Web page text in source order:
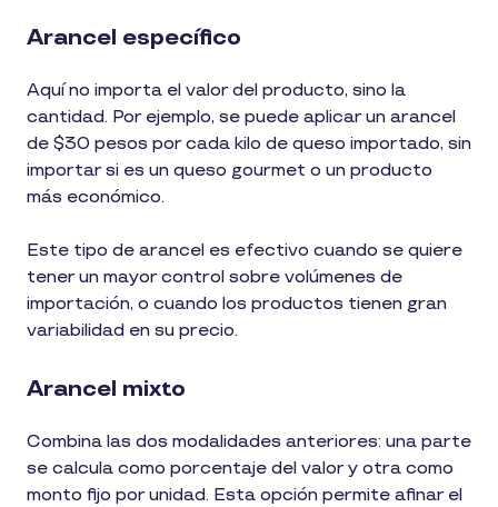
Arancel específico
Aquí no importa el valor del producto, sino la
cantidad. Por ejemplo, se puede aplicar un arancel
de $30 pesos por cada kilo de queso importado, sin
importar si es un queso gourmet o un producto
más económico.
Este tipo de arancel es efectivo cuando se quiere
tener un mayor control sobre volúmenes de
importación, o cuando los productos tienen gran
variabilidad en su precio.
Arancel mixto
Combina las dos modalidades anteriores: una parte
se calcula como porcentaje del valor y otra como
monto fijo por unidad. Esta opción permite afinar el